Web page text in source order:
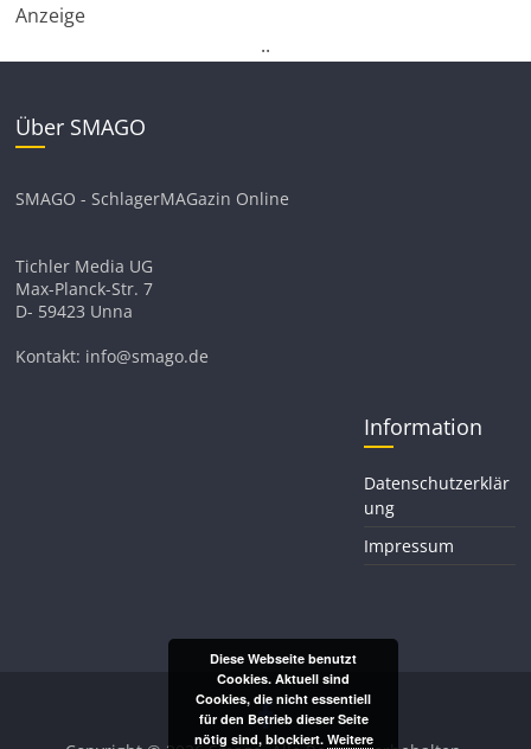
Anzeige
..
Über SMAGO
SMAGO - SchlagerMAGazin Online
Tichler Media UG
Max-Planck-Str. 7
D- 59423 Unna
Kontakt: info@smago.de
Information
Datenschutzerklär
ung
Impressum
Diese Webseite benutzt
Cookies. Aktuell sind
Cookies, die nicht essentiell
für den Betrieb dieser Seite
nötig sind, blockiert. Weitere